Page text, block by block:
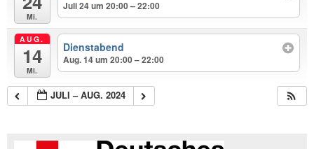
Mi.
Juli 24 um 20:00 – 22:00
AUG.
14
Mi.
Dienstabend
Aug. 14 um 20:00 – 22:00
JULI – AUG. 2024